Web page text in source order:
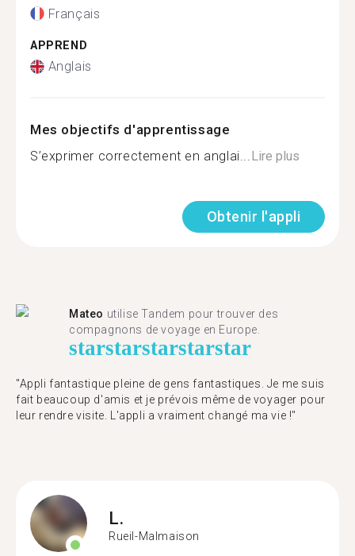
Français
APPREND
Anglais
Mes objectifs d'apprentissage
S’exprimer correctement en anglai...Lire plus
Obtenir l'appli
Mateo utilise Tandem pour trouver des
compagnons de voyage en Europe.
starstarstarstarstar
"Appli fantastique pleine de gens fantastiques. Je me suis
fait beaucoup d'amis et je prévois même de voyager pour
leur rendre visite. L'appli a vraiment changé ma vie !"
L.
Rueil-Malmaison